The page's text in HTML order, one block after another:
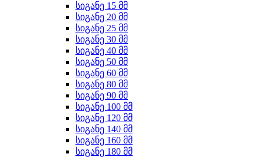
სიგანე 15 მმ
სიგანე 20 მმ
სიგანე 25 მმ
სიგანე 30 მმ
სიგანე 40 მმ
სიგანე 50 მმ
სიგანე 60 მმ
სიგანე 80 მმ
სიგანე 90 მმ
სიგანე 100 მმ
სიგანე 120 მმ
სიგანე 140 მმ
სიგანე 160 მმ
სიგანე 180 მმ